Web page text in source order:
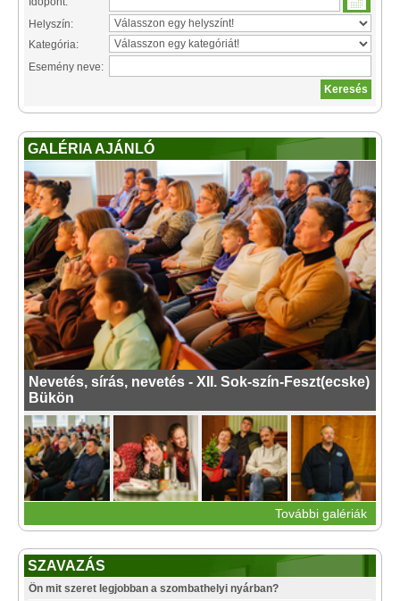
Helyszín:
Kategória:
Esemény neve:
GALÉRIA AJÁNLÓ
Nevetés, sírás, nevetés - XII. Sok-szín-Feszt(ecske)
Bükön
További galériák
SZAVAZÁS
Ön mit szeret legjobban a szombathelyi nyárban?